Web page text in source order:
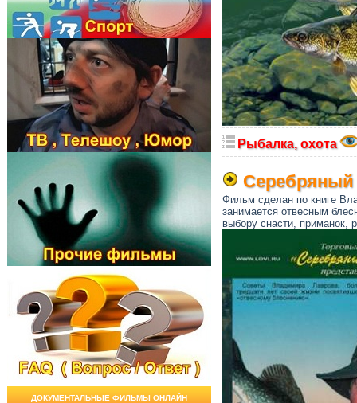
ДОКУМЕНТАЛЬНЫЕ ФИЛЬМЫ ОНЛАЙН
Рыбалка, охота
Серебряный
Фильм сделан по книге
занимается отвесным
выбору снасти, приманок,